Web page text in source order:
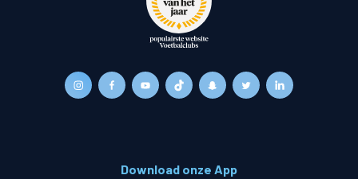
Download onze App